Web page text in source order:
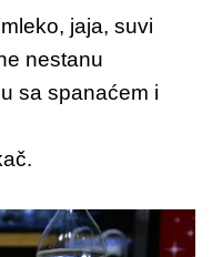
jaja, suvi
nestanu
sa spanaćem i